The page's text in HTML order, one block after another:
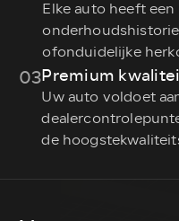
Elke auto heeft
ofonduidelijke
03Premium
Uw auto voldoet
de